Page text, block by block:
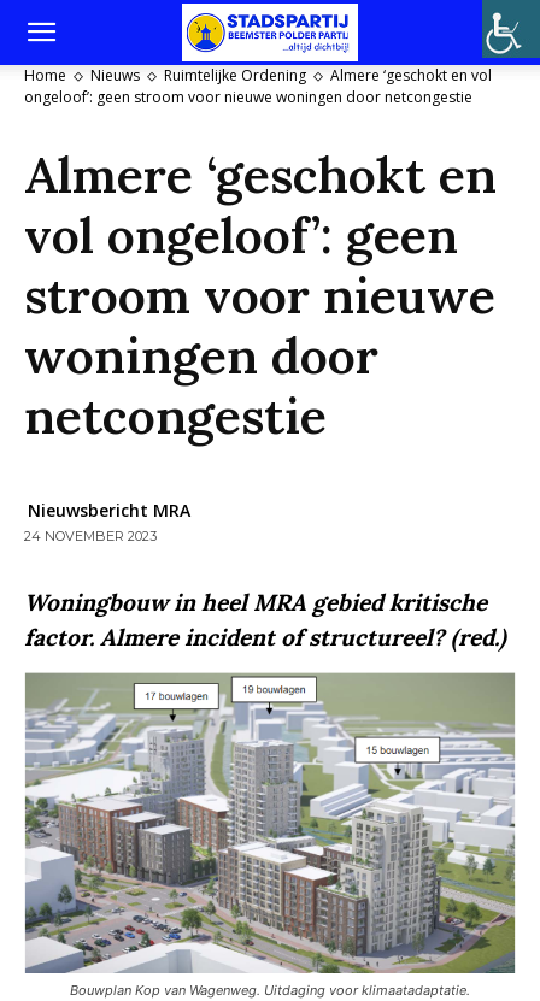
Home Nieuws Ruimtelijke Ordening
Almere ‘geschokt en vol
ongeloof’: geen stroom voor nieuwe woningen door netcongestie
Almere ‘geschokt en
vol ongeloof’: geen
stroom voor nieuwe
woningen door
netcongestie
Nieuwsbericht MRA
24 NOVEMBER 2023
Woningbouw in heel MRA gebied kritische
factor. Almere incident of structureel? (red.)
Bouwplan Kop van Wagenweg. Uitdaging voor klimaatadaptatie.